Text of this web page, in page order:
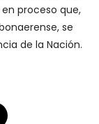
proceso que,
se
de la Nación.